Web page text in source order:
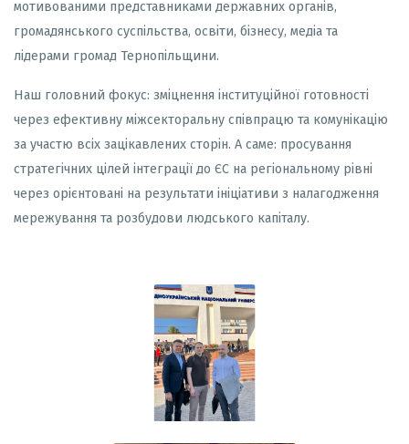
мотивованими представниками державних органів,
громадянського суспільства, освіти, бізнесу, медіа та
лідерами громад Тернопільщини.
Наш головний фокус: зміцнення інституційної готовності
через ефективну міжсекторальну співпрацю та комунікацію
за участю всіх зацікавлених сторін. А саме: просування
стратегічних цілей інтеграції до ЄС на регіональному рівні
через орієнтовані на результати ініціативи з налагодження
мережування та розбудови людського капіталу.